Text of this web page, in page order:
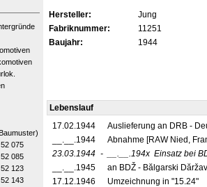
075
085
123
143
Hersteller: Jung
Fabriknummer:
11251
Baujahr:
1944
Lebenslauf
17.02.1944
Auslieferung an DRB -
__.__.1944
Abnahme [RAW Nied,
23.03.1944 - __.__.194x Einsatz bei
__.__.1945
an BDŽ - Bălgarski
17.12.1946
Umzeichnung in "15.24"